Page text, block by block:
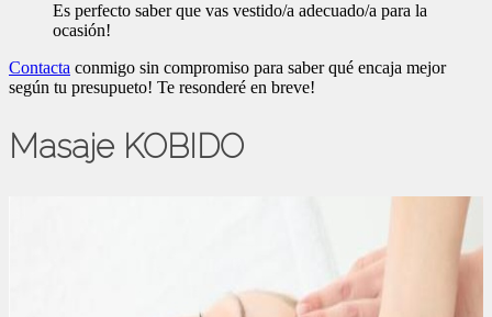
Es perfecto saber que vas vestido/a adecuado/a para la
ocasión!
Contacta conmigo sin compromiso para saber qué encaja mejor
según tu presupueto! Te resonderé en breve!
Masaje KOBIDO